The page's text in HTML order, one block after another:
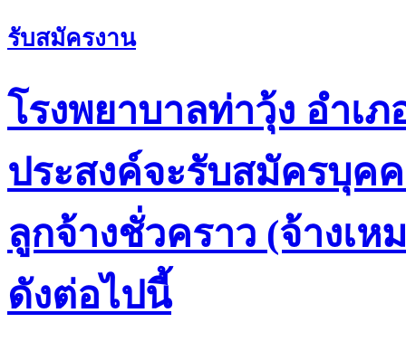
รับสมัครงาน
โรงพยาบาลท่าวุ้ง อำเ
ประสงค์จะรับสมัครบุค
ลูกจ้างชั่วคราว (จ้างเห
ดังต่อไปนี้